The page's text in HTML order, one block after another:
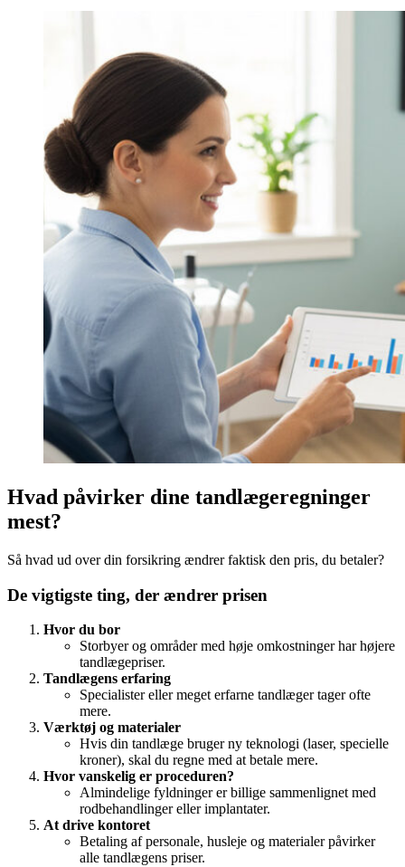
Hvad påvirker dine tandlægeregninger
mest?
Så hvad ud over din forsikring ændrer faktisk den pris, du betaler?
De vigtigste ting, der ændrer prisen
Hvor du bor
Storbyer og områder med høje omkostninger har højere
tandlægepriser.
Tandlægens erfaring
Specialister eller meget erfarne tandlæger tager ofte
mere.
Værktøj og materialer
Hvis din tandlæge bruger ny teknologi (laser, specielle
kroner), skal du regne med at betale mere.
Hvor vanskelig er proceduren?
Almindelige fyldninger er billige sammenlignet med
rodbehandlinger eller implantater.
At drive kontoret
Betaling af personale, husleje og materialer påvirker
alle tandlægens priser.